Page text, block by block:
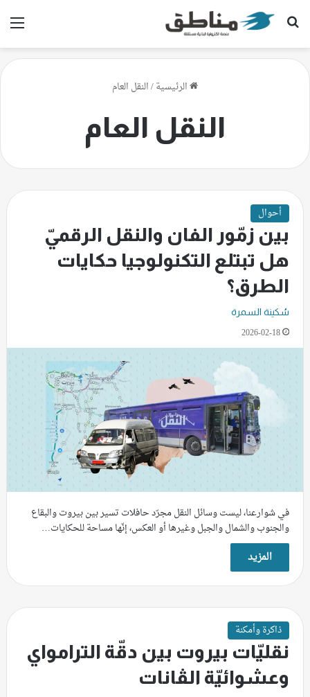
بحث عن
الرئيسية/النقل العام
النقل العام
أحوال
بين زمّور الفان والنقل الرقميّ
هل تبتلع التكنولوجيا حكايات
الطرق؟
سُكينة السمرة
2026-02-18
في شوارعنا، ليست وسائل النقل مجرّد حافلات تسير بين بيروت والبقاع
والجنوب والشمال والجبل وغيرها أو العكس، إنّها مساحة للحكايات…
المزيد
ذاكرة وأمكنة
نقليّات بيروت بين دقّة الترامواي
وعشوائيّة الڤانات